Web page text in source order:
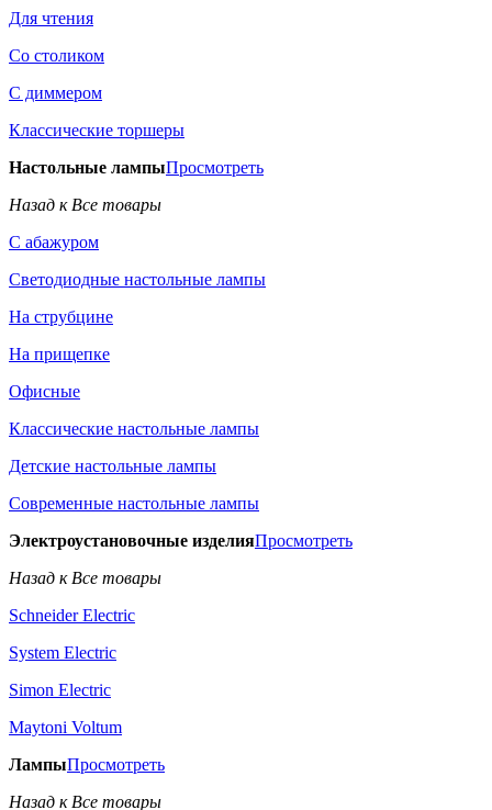
Для чтения
Со столиком
С диммером
Классические торшеры
Настольные лампыПросмотреть
Назад к Все товары
С абажуром
Светодиодные настольные лампы
На струбцине
На прищепке
Офисные
Классические настольные лампы
Детские настольные лампы
Современные настольные лампы
Электроустановочные изделияПросмотреть
Назад к Все товары
Schneider Electric
System Electric
Simon Electric
Maytoni Voltum
ЛампыПросмотреть
Назад к Все товары